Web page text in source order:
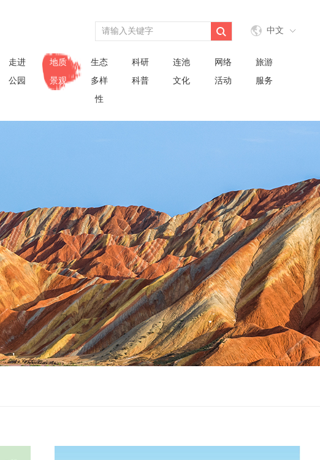
中文
走进
公园
地质
景观
生态
多样
性
科研
科普
连池
文化
网络
活动
旅游
服务